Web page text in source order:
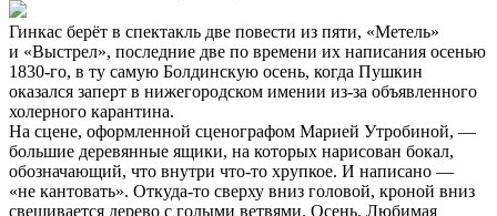
Гинкас берёт в спектакль две повести из пяти, «Метель»
и «Выстрел», последние две по времени их написания осенью
1830-го, в ту самую Болдинскую осень, когда Пушкин
оказался заперт в нижегородском имении из-за объявленного
холерного карантина.
На сцене, оформленной сценографом Марией Утробиной, —
большие деревянные ящики, на которых нарисован бокал,
обозначающий, что внутри что-то хрупкое. И написано —
«не кантовать». Откуда-то сверху вниз головой, кроной вниз
свешивается дерево с голыми ветвями. Осень. Любимая